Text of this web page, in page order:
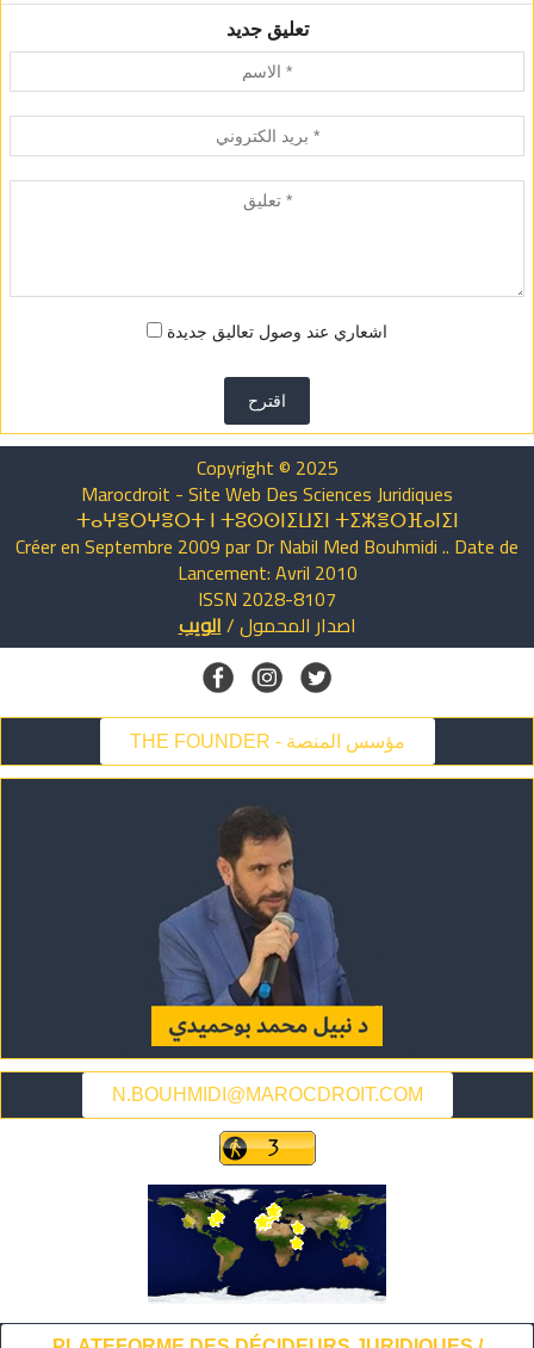
تعليق جديد
اشعاري عند وصول تعاليق جديدة
اقترح
Copyright © 2025
Marocdroit - Site Web Des Sciences Juridiques
ⵜⴰⵖⴻⵔⵖⴻⵔⵜ ⵏ ⵜⵓⵙⵙⵏⵉⵡⵉⵏ ⵜⵉⵣⴻⵔⴼⴰⵏⵉⵏ
Créer en Septembre 2009 par Dr Nabil Med Bouhmidi .. Date de
Lancement: Avril 2010
ISSN 2028-8107
اصدار المحمول/الويب
THE FOUNDER - مؤسس المنصة
N.BOUHMIDI@MAROCDROIT.COM